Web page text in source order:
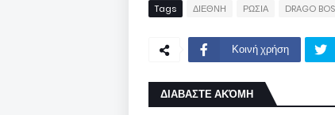
Tags ΔΙΕΘΝΗ ΡΩΣΙΑ DRAGO
Κοινή χρήση
ΔΙΑΒΑΣΤΕ ΑΚΌΜΗ